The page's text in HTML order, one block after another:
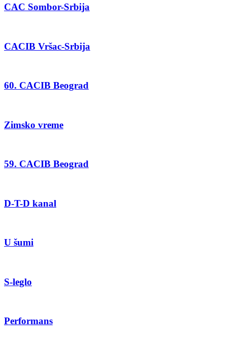
CAC Sombor-Srbija
CACIB Vršac-Srbija
60. CACIB Beograd
Zimsko vreme
59. CACIB Beograd
D-T-D kanal
U šumi
S-leglo
Performans